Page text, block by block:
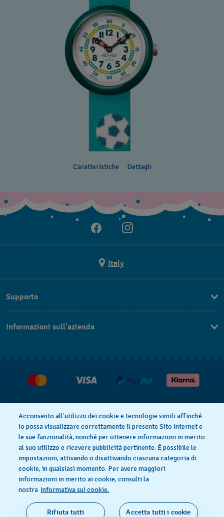
Caratteristiche Dettagli
Italy
Supporto
Condizioni di vendita
Diritto di recesso
Informazioni sull'azienda
Informativa sulla privacy Cookies
Condizioni di utilizzo Informazioni legali
SWISS MADE
Acconsento all’utilizzo dei cookie e tecnologie simili affinché
io possa visualizzare correttamente il presente Sito Internet e
le sue funzionalità, nonché per ottenere informazioni in merito
al suo utilizzo e ricevere pubblicità pertinente. È possibile le
impostazioni, attivando o disattivando ciascuna categoria di
cookie, in qualsiasi momento. Per avere maggiori
informazioni in merito ai cookie, consulti la
nostra Informativa sui cookie.
Rifiuta tutti Accetta tutti i cookie